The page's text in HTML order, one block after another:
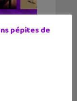
pépites de